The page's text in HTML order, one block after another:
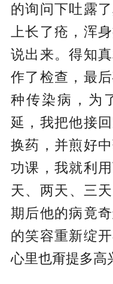
的询问下吐露
上长了疮，浑
说出来。得知
作了检查，最
种传染病，为
延，我把他接
换药，并煎好
功课，我就利
天、两天、三
期后他的病竟
的笑容重新绽
心里也甭提多高